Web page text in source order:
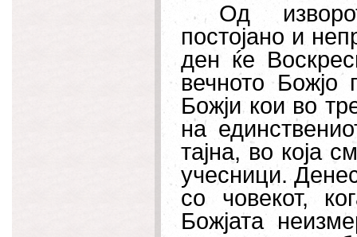
Од
постојано и
ден ќе В
вечното Божјо
Божји кои во
на
тајна, во која
учесници.
со човекот,
Божјата